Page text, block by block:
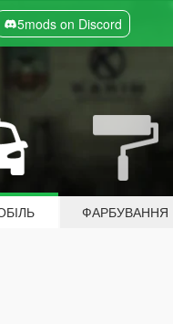
5mods on Discord
ФАРБУВАННЯ